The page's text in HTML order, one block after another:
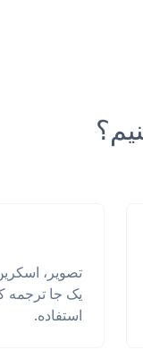
استفاده.